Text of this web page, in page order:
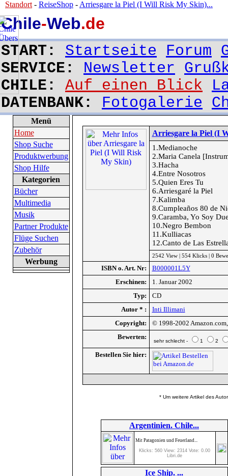
Chile-Web.de
START: Startseite Forum
SERVICE: Newsletter
CHILE: Auf einen Blick
DATENBANK: Fotogalerie
Standort - ReiseShop - Arriesgare la Piel (I Will Risk My Skin)...
Menü
Home
Shop Suche
Produktwerbung
Shop Hilfe
Kategorien
Bücher
Multimedia
Musik
Partner Produkte
Flüge Suchen
Zubehör
Werbung
Arriesgare la Piel (I
1.Medianoche
2.Maria Canela
3.Hacha
4.Entre Nosotros
5.Quien Eres Tu
6.Arriesgaré la Piel
7.Kalimba
8.Cumpleaños 80 de
9.Caramba, Yo Soy
10.Negro Bembon
11.Kulliacas
12.Canto de Las
2542 View | 554 Klicks | 0
ISBN o. Art. Nr:
B000001L5Y
Erschinen:
1. Januar 2002
Typ:
CD
Autor * :
Inti Illimani
Copyright:
© 1998-2002
Bewerten:
sehr schlecht - 1 2
Bestellen Sie hier:
* Um weitere Artikel des
Argentinien. Chile...
Mit Patagonien und Feuerland...
Klicks: 560 View: 2314 Vote: 0.00
Libri.de
Ice Ship. ...